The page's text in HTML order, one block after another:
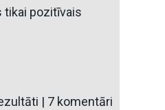
tikai pozitīvais
| 7 komentāri